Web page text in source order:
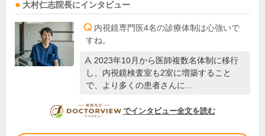
大村仁志院長にインタビュー
内視鏡専門医4名の診療体制は心強いで
すね。
2023年10月から医師複数名体制に移行
し、内視鏡検査室も2室に増築すること
で、より多くの患者さんに…
DOCTORVIEW
でインタビュー全文を読む